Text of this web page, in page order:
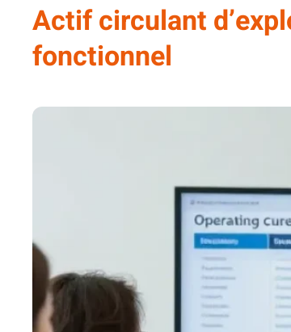
Actif circulant
fonctionnel